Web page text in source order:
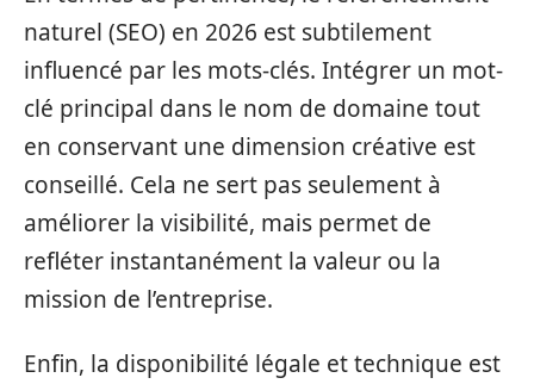
naturel (SEO) en 2026 est subtilement
influencé par les mots-clés. Intégrer un mot-
clé principal dans le nom de domaine tout
en conservant une dimension créative est
conseillé. Cela ne sert pas seulement à
améliorer la visibilité, mais permet de
refléter instantanément la valeur ou la
mission de l’entreprise.
Enfin, la disponibilité légale et technique est